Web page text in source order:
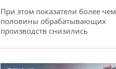
При этом показатели более чем
половины обрабатывающих
производств снизились